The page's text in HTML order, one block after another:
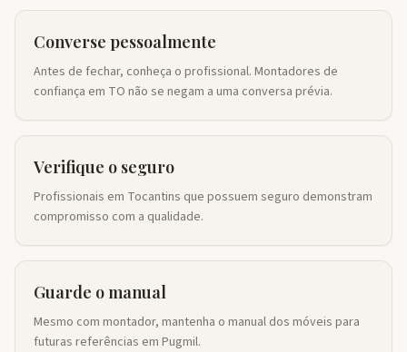
Converse pessoalmente
Antes de fechar, conheça o profissional. Montadores de
confiança em TO não se negam a uma conversa prévia.
Verifique o seguro
Profissionais em Tocantins que possuem seguro demonstram
compromisso com a qualidade.
Guarde o manual
Mesmo com montador, mantenha o manual dos móveis para
futuras referências em Pugmil.